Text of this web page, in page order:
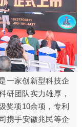
一家创新型科技企
研团队实力雄厚，
奖项10余项，专利
携手安徽兆民等企